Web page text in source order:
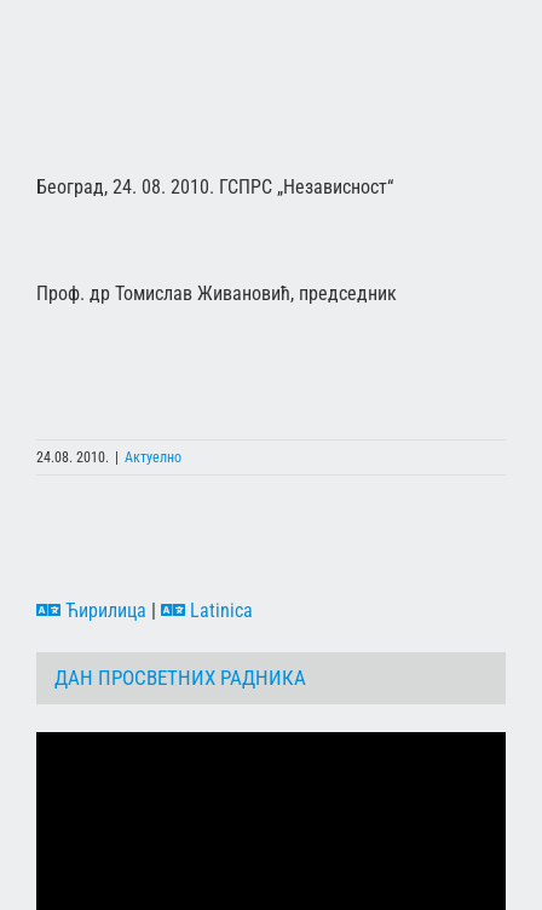
Београд, 24. 08. 2010. ГСПРС „Независност“
Проф. др Томислав Живановић, председник
24.08. 2010. | Актуелно
Ћирилица | Latinica
ДАН ПРОСВЕТНИХ РАДНИКА